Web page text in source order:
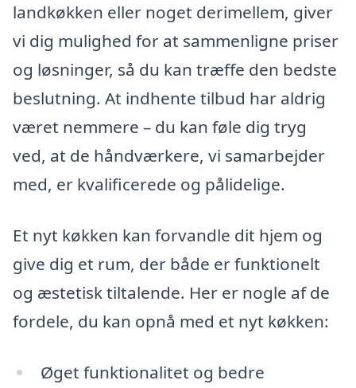
landkøkken eller noget derimellem, giver
vi dig mulighed for at sammenligne priser
og løsninger, så du kan træffe den bedste
beslutning. At indhente tilbud har aldrig
været nemmere – du kan føle dig tryg
ved, at de håndværkere, vi samarbejder
med, er kvalificerede og pålidelige.
Et nyt køkken kan forvandle dit hjem og
give dig et rum, der både er funktionelt
og æstetisk tiltalende. Her er nogle af de
fordele, du kan opnå med et nyt køkken:
Øget funktionalitet og bedre